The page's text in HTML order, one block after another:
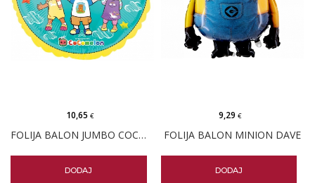
FOLIJA BALON JUMBO COCOMELON
10,65 €
DODAJ
FOLIJA BALON MINION DAVE
9,29 €
DODAJ